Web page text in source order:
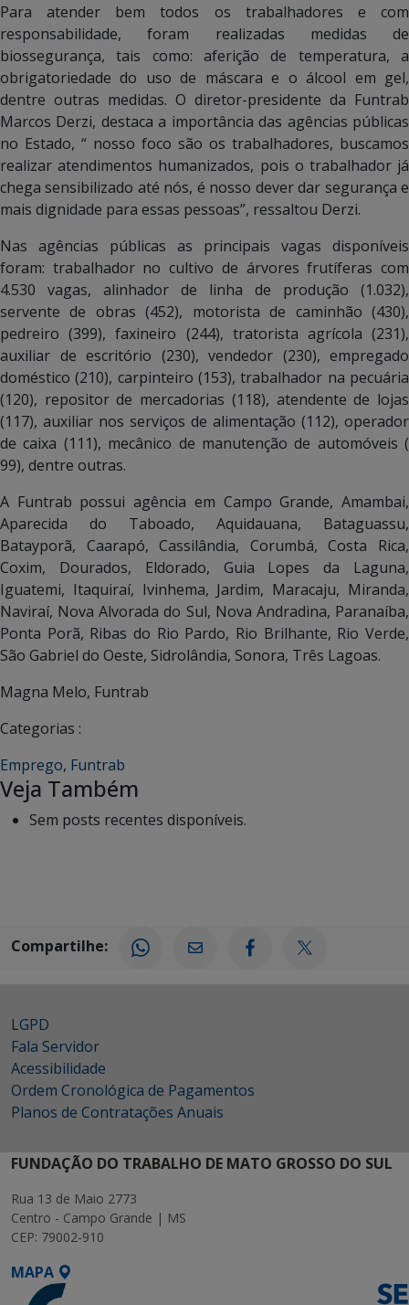
Para atender bem todos os trabalhadores e com
responsabilidade, foram realizadas medidas de
biossegurança, tais como: aferição de temperatura, a
obrigatoriedade do uso de máscara e o álcool em gel,
dentre outras medidas. O diretor-presidente da Funtrab
Marcos Derzi, destaca a importância das agências públicas
no Estado, “ nosso foco são os trabalhadores, buscamos
realizar atendimentos humanizados, pois o trabalhador já
chega sensibilizado até nós, é nosso dever dar segurança e
mais dignidade para essas pessoas”, ressaltou Derzi.
Nas agências públicas as principais vagas disponíveis
foram: trabalhador no cultivo de árvores frutíferas com
4.530 vagas, alinhador de linha de produção (1.032),
servente de obras (452), motorista de caminhão (430),
pedreiro (399), faxineiro (244), tratorista agrícola (231),
auxiliar de escritório (230), vendedor (230), empregado
doméstico (210), carpinteiro (153), trabalhador na pecuária
(120), repositor de mercadorias (118), atendente de lojas
(117), auxiliar nos serviços de alimentação (112), operador
de caixa (111), mecânico de manutenção de automóveis (
99), dentre outras.
A Funtrab possui agência em Campo Grande, Amambai,
Aparecida do Taboado, Aquidauana, Bataguassu,
Batayporã, Caarapó, Cassilândia, Corumbá, Costa Rica,
Coxim, Dourados, Eldorado, Guia Lopes da Laguna,
Iguatemi, Itaquiraí, Ivinhema, Jardim, Maracaju, Miranda,
Naviraí, Nova Alvorada do Sul, Nova Andradina, Paranaíba,
Ponta Porã, Ribas do Rio Pardo, Rio Brilhante, Rio Verde,
São Gabriel do Oeste, Sidrolândia, Sonora, Três Lagoas.
Magna Melo, Funtrab
Categorias :
Emprego, Funtrab
Veja Também
Sem posts recentes disponíveis.
Compartilhe:
LGPD
Fala Servidor
Acessibilidade
Ordem Cronológica de Pagamentos
Planos de Contratações Anuais
FUNDAÇÃO DO TRABALHO DE MATO GROSSO DO SUL
Rua 13 de Maio 2773
Centro - Campo Grande | MS
CEP: 79002-910
MAPA